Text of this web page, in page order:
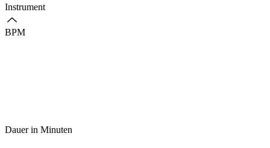
Instrument
BPM
Dauer in Minuten